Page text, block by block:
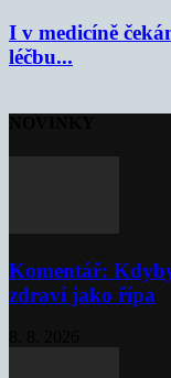
I v medicíně
léčbu...
Komentář:
zdraví jako řípa